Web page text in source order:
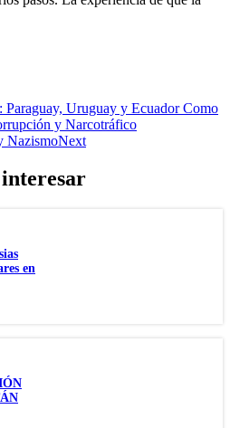
Paraguay, Uruguay y Ecuador Como
y Narcotráfico
NazismoNext
en